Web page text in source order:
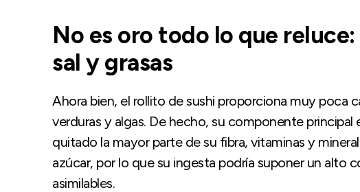
No es oro todo lo que
sal y grasas
Ahora bien, el rollito de sushi proporciona muy poca
verduras y algas. De hecho, su componente principal
quitado la mayor parte de su fibra, vitaminas y
azúcar, por lo que su ingesta podría suponer un alto
asimilables.